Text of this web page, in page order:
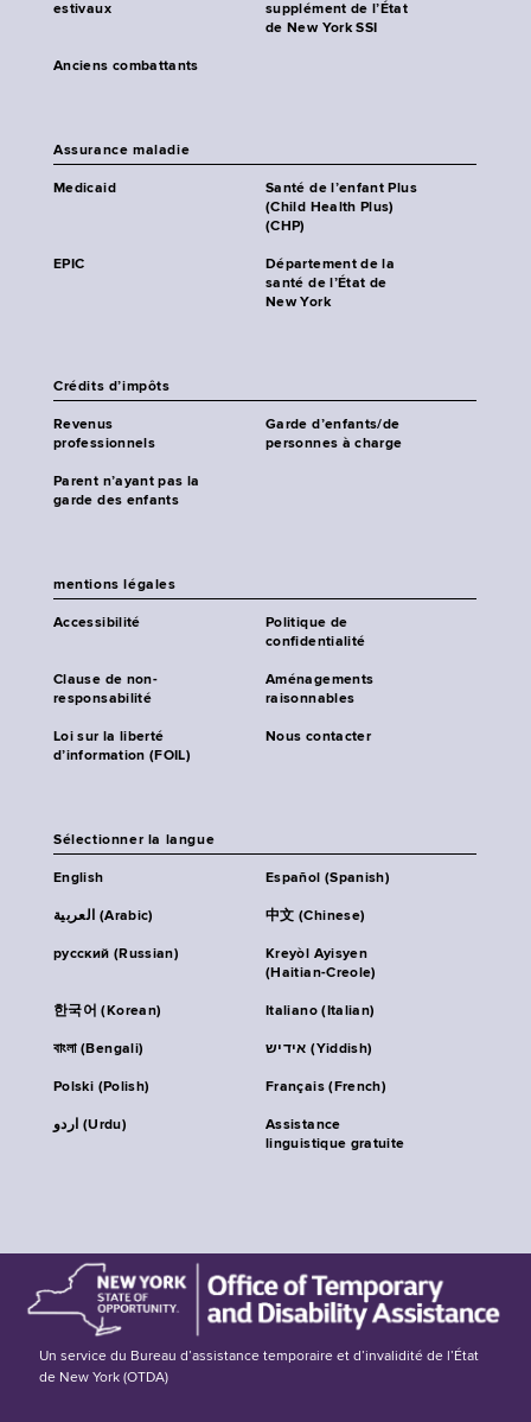
estivaux
supplément de l’État
de New York SSI
Anciens combattants
Assurance maladie
Medicaid
Santé de l’enfant Plus
(Child Health Plus)
(CHP)
EPIC
Département de la
santé de l’État de
New York
Crédits d’impôts
Revenus
professionnels
Garde d’enfants/de
personnes à charge
Parent n’ayant pas la
garde des enfants
mentions légales
Accessibilité
Politique de
confidentialité
Clause de non-
responsabilité
Aménagements
raisonnables
Loi sur la liberté
d’information (FOIL)
Nous contacter
Sélectionner la langue
English Español (Spanish)
العربية (Arabic) 中文 (Chinese)
русский (Russian)
Kreyòl Ayisyen
(Haitian-Creole)
한국어 (Korean) Italiano (Italian)
বাংলা (Bengali) אידיש (Yiddish)
Polski (Polish) Français (French)
اردو (Urdu)
Assistance
linguistique gratuite
Un service du Bureau d’assistance temporaire et d’invalidité de l’État
de New York (OTDA)